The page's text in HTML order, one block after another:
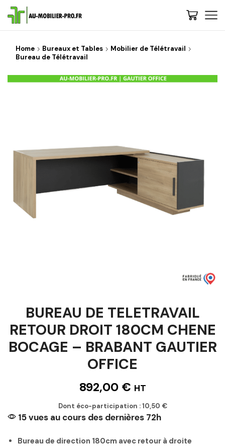
Home Bureaux et Tables
Mobilier de Télétravail
Bureau de Télétravail
BUREAU DE TELETRAVAIL
RETOUR DROIT 180CM CHENE
BOCAGE – BRABANT GAUTIER
OFFICE
892,00 € HT
Dont éco-participation :10,50 €
15 vues au cours des dernières 72h
Bureau de direction 180cm avec retour à droite